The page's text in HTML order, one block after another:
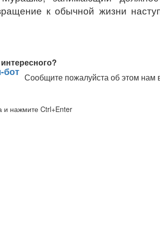
к обычной жизни
Сообщите пожалуйста об этом нам
и нажмите Ctrl+Enter